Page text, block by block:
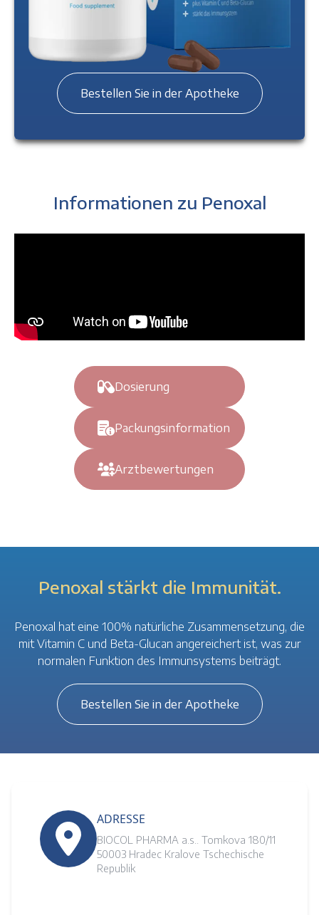
Bestellen Sie in der Apotheke
Informationen zu Penoxal
Dosierung
Packungsinformation
Arztbewertungen
Penoxal stärkt die Immunität.
Penoxal hat eine 100% natürliche Zusammensetzung, die
mit Vitamin C und Beta-Glucan angereichert ist, was zur
normalen Funktion des Immunsystems beiträgt.
Bestellen Sie in der Apotheke
ADRESSE
BIOCOL PHARMA a.s.. Tomkova 180/11
50003 Hradec Kralove Tschechische
Republik